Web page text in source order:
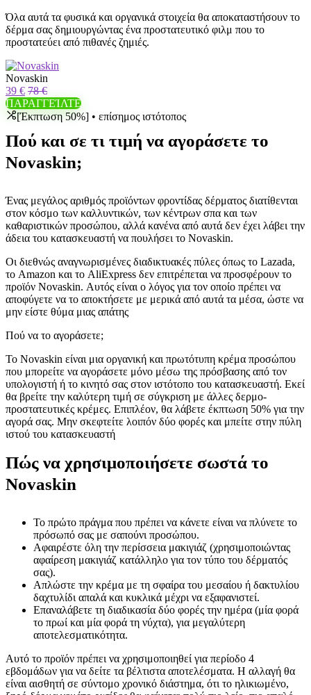
Όλα αυτά τα φυσικά και οργανικά στοιχεία θα αποκαταστήσουν το
δέρμα σας δημιουργώντας ένα προστατευτικό φιλμ που το
προστατεύει από πιθανές ζημιές.
Novaskin
39 € 78 €
ΠΑΡΑΓΓΕΊΛΤΕ
[Έκπτωση 50%] • επίσημος ιστότοπος
Πού και σε τι τιμή να αγοράσετε το
Novaskin;
Ένας μεγάλος αριθμός προϊόντων φροντίδας δέρματος διατίθενται
στον κόσμο των καλλυντικών, των κέντρων σπα και των
καθαριστικών προσώπου, αλλά κανένα από αυτά δεν έχει λάβει την
άδεια του κατασκευαστή να πουλήσει το Novaskin.
Οι διεθνώς αναγνωρισμένες διαδικτυακές πύλες όπως το Lazada,
το Amazon και το AliExpress δεν επιτρέπεται να προσφέρουν το
προϊόν Novaskin. Αυτός είναι ο λόγος για τον οποίο πρέπει να
αποφύγετε να το αποκτήσετε με μερικά από αυτά τα μέσα, ώστε να
μην είστε θύμα μιας απάτης
Πού να το αγοράσετε;
Το Novaskin είναι μια οργανική και πρωτότυπη κρέμα προσώπου
που μπορείτε να αγοράσετε μόνο μέσω της πρόσβασης από τον
υπολογιστή ή το κινητό σας στον ιστότοπο του κατασκευαστή. Εκεί
θα βρείτε την καλύτερη τιμή σε σύγκριση με άλλες δερμο-
προστατευτικές κρέμες. Επιπλέον, θα λάβετε έκπτωση 50% για την
αγορά σας. Μην σκεφτείτε λοιπόν δύο φορές και μπείτε στην πύλη
ιστού του κατασκευαστή
Πώς να χρησιμοποιήσετε σωστά το
Novaskin
Το πρώτο πράγμα που πρέπει να κάνετε είναι να πλύνετε το
πρόσωπό σας με σαπούνι προσώπου.
Αφαιρέστε όλη την περίσσεια μακιγιάζ (χρησιμοποιώντας
αφαίρεση μακιγιάζ κατάλληλο για τον τύπο του δέρματός
σας).
Απλώστε την κρέμα με τη σφαίρα του μεσαίου ή δακτυλίου
δαχτυλίδι απαλά και κυκλικά μέχρι να εξαφανιστεί.
Επαναλάβετε τη διαδικασία δύο φορές την ημέρα (μία φορά
το πρωί και μία φορά τη νύχτα), για μεγαλύτερη
αποτελεσματικότητα.
Αυτό το προϊόν πρέπει να χρησιμοποιηθεί για περίοδο 4
εβδομάδων για να δείτε τα βέλτιστα αποτελέσματα. Η αλλαγή θα
είναι αισθητή σε σύντομο χρονικό διάστημα, ότι το ηλικιωμένο,